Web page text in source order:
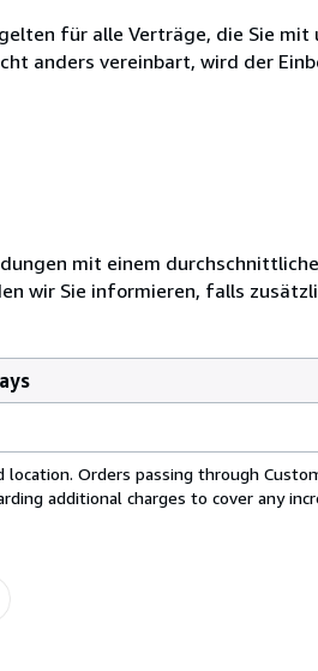
für alle Verträge, die Sie
anders vereinbart, wird der
mit einem
wir Sie informieren, falls
Orders passing through
additional charges to cover any